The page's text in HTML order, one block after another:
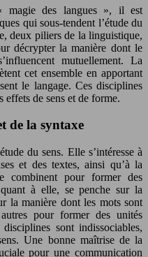
magie des langues », il est
qui sous-tendent l’étude du
deux piliers de la linguistique,
décrypter la manière dont le
mutuellement. La
cet ensemble en apportant
le langage. Ces disciplines
effets de sens et de forme.
de la syntaxe
du sens. Elle s’intéresse à
et des textes, ainsi qu’à la
combinent pour former des
à elle, se penche sur la
la manière dont les mots sont
pour former des unités
sont indissociables,
Une bonne maîtrise de la
pour une communication